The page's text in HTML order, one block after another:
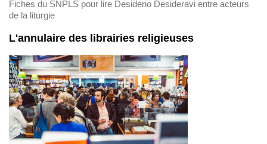
Fiches du SNPLS pour lire Desiderio Desideravi entre acteurs
de la liturgie
L'annulaire des librairies religieuses